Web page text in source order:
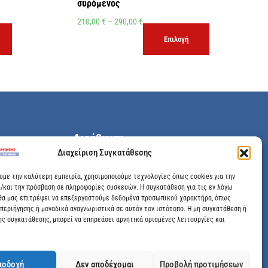
Διαχείριση Συγκατάθεσης
την καλύτερη εμπειρία, χρησιμοποιούμε τεχνολογίες όπως cookies για την
την πρόσβαση σε πληροφορίες συσκευών. Η συγκατάθεση για τις εν λόγω
μας επιτρέψει να επεξεργαστούμε δεδομένα προσωπικού χαρακτήρα, όπως
ή μοναδικά αναγνωριστικά σε αυτόν τον ιστότοπο. Η μη συγκατάθεση ή
συγκατάθεσης, μπορεί να επηρεάσει αρνητικά ορισμένες λειτουργίες και
Δεν αποδέχομαι Προβολή προτιμήσεων
συρόμενος
210,00 € – 290,00 €
Επιλογή
Διεύθυνση
Μεγάλης Χώρας 89, Αγρίνιο, Τ.Κ: 30100
info@dimitrelis-georgousis.gr
(+30) 26410 44020